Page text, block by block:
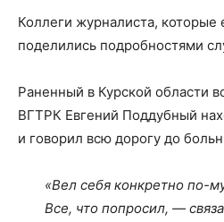
Коллеги журналиста, которые
поделились подробностями
Раненный в Курской области
ВГТРК Евгений Поддубный
и говорил всю дорогу до
«Вел себя конкретно по-
Все, что попросил, —